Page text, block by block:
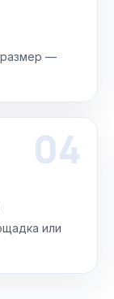
размер —
04
или